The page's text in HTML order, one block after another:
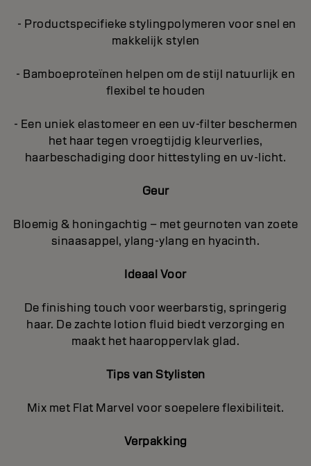
- Productspecifieke stylingpolymeren voor snel en
makkelijk stylen
- Bamboeproteïnen helpen om de stijl natuurlijk en
flexibel te houden
- Een uniek elastomeer en een uv-filter beschermen
het haar tegen vroegtijdig kleurverlies,
haarbeschadiging door hittestyling en uv-licht.
Geur
Bloemig & honingachtig – met geurnoten van zoete
sinaasappel, ylang-ylang en hyacinth.
Ideaal Voor
De finishing touch voor weerbarstig, springerig
haar. De zachte lotion fluid biedt verzorging en
maakt het haaroppervlak glad.
Tips van Stylisten
Mix met Flat Marvel voor soepelere flexibiliteit.
Verpakking